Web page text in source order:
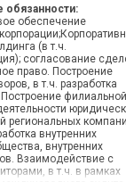
обеспечение
(в т.ч.
согласование
право. Построение
в т.ч. разработка
региональных
внутренних
внутренних
Взаимодействие с
в т.ч. в рамках